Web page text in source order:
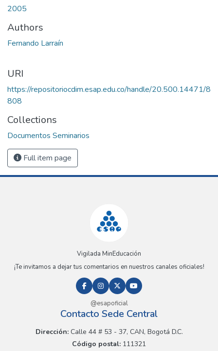
2005
Authors
Fernando Larraín
URI
https://repositoriocdim.esap.edu.co/handle/20.500.14471/8
808
Collections
Documentos Seminarios
Full item page
Vigilada MinEducación
¡Te invitamos a dejar tus comentarios en nuestros canales oficiales!
@esapoficial
Contacto Sede Central
Dirección:Calle 44 # 53 - 37, CAN, Bogotá D.C.
Código postal: 111321